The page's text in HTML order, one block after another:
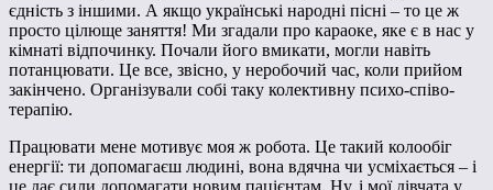
єдність з іншими. А якщо українські народні пісні – то це ж
просто цілюще заняття! Ми згадали про караоке, яке є в нас у
кімнаті відпочинку. Почали його вмикати, могли навіть
потанцювати. Це все, звісно, у неробочий час, коли прийом
закінчено. Організували собі таку колективну психо-співо-
терапію.
Працювати мене мотивує моя ж робота. Це такий колообіг
енергії: ти допомагаєш людині, вона вдячна чи усміхається – і